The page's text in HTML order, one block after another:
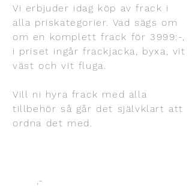
Vi erbjuder idag köp av frack i
alla priskategorier. Vad sägs om
om en komplett frack för 3999:-,
i priset ingår frackjacka, byxa, vit
väst och vit fluga.
Vill ni hyra frack med alla
tillbehör så går det självklart att
ordna det med.
,-